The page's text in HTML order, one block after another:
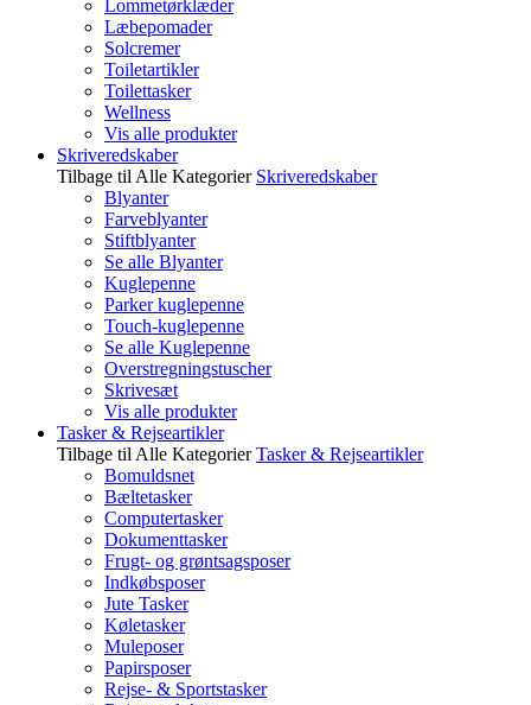
Lommetørklæder
Læbepomader
Solcremer
Toiletartikler
Toilettasker
Wellness
Vis alle produkter
Skriveredskaber
Tilbage til Alle Kategorier Skriveredskaber
Blyanter
Farveblyanter
Stiftblyanter
Se alle Blyanter
Kuglepenne
Parker kuglepenne
Touch-kuglepenne
Se alle Kuglepenne
Overstregningstuscher
Skrivesæt
Vis alle produkter
Tasker & Rejseartikler
Tilbage til Alle Kategorier Tasker & Rejseartikler
Bomuldsnet
Bæltetasker
Computertasker
Dokumenttasker
Frugt- og grøntsagsposer
Indkøbsposer
Jute Tasker
Køletasker
Muleposer
Papirsposer
Rejse- & Sportstasker